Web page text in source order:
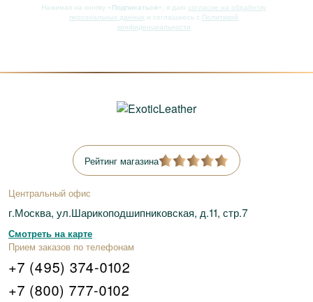
Нажимая на кнопку «Подписаться» , я даю согласие на обработку
персональных данных и соглашаюсь с Политикой
конфиденциальности
Рейтинг магазина
Центральный офис
г.Москва, ул.Шарикоподшипниковская, д.11, стр.7
Смотреть на карте
Прием заказов по телефонам
+7 (495) 374-0102
+7 (800) 777-0102